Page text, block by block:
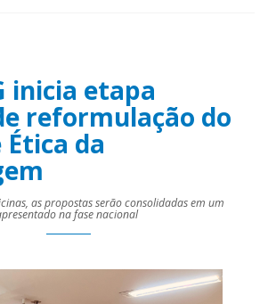
inicia etapa
reformulação do
Ética da
as propostas serão consolidadas em um
na fase nacional